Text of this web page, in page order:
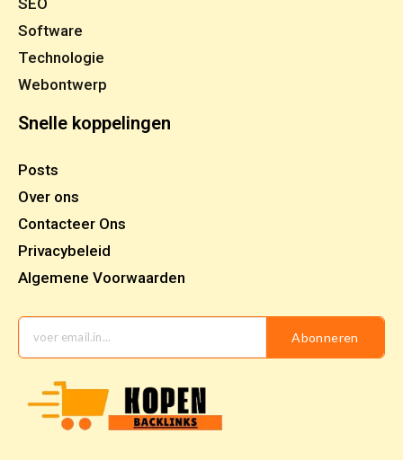
SEO
Software
Technologie
Webontwerp
Snelle koppelingen
Posts
Over ons
Contacteer Ons
Privacybeleid
Algemene Voorwaarden
Abonneren